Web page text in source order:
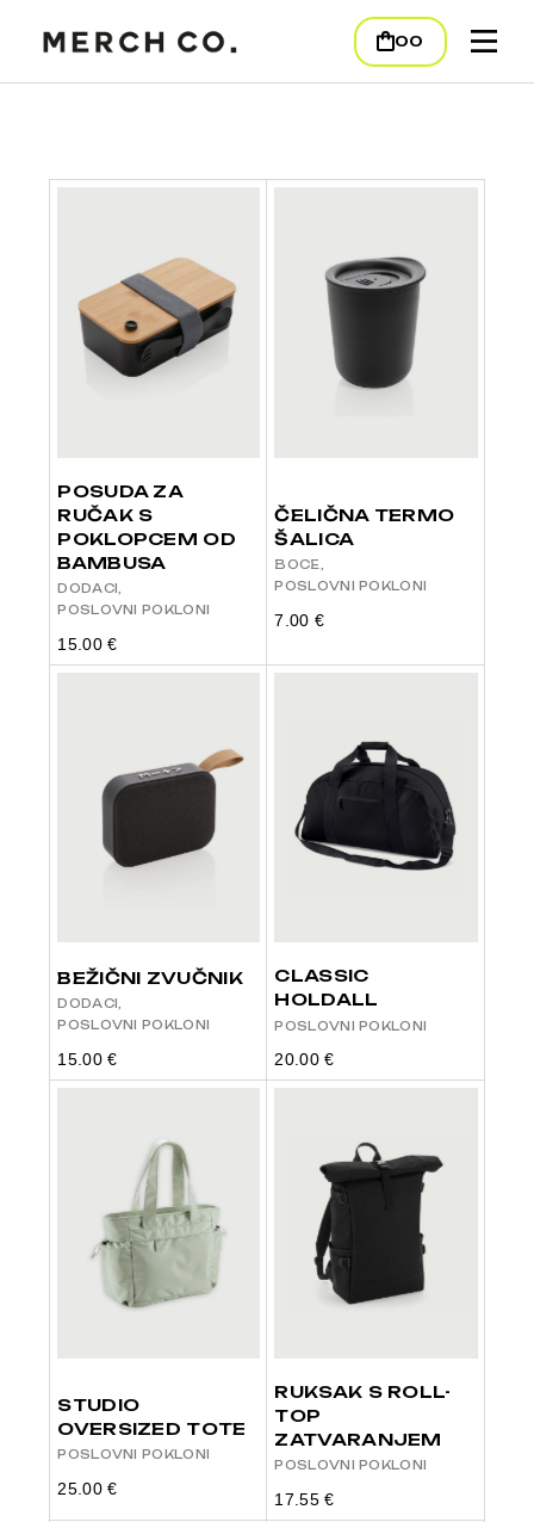
00
POSUDA ZA
RUČAK S
POKLOPCEM OD
BAMBUSA
DODACI
POSLOVNI POKLONI
15.00€
ČELIČNA TERMO
ŠALICA
BOCE
POSLOVNI POKLONI
7.00 €
BEŽIČNI ZVUČNIK
DODACI
POSLOVNI POKLONI
15.00€
CLASSIC
HOLDALL
POSLOVNI POKLONI
20.00€
STUDIO
OVERSIZED TOTE
POSLOVNI POKLONI
25.00€
RUKSAK S ROLL-
TOP
ZATVARANJEM
POSLOVNI POKLONI
17.55€